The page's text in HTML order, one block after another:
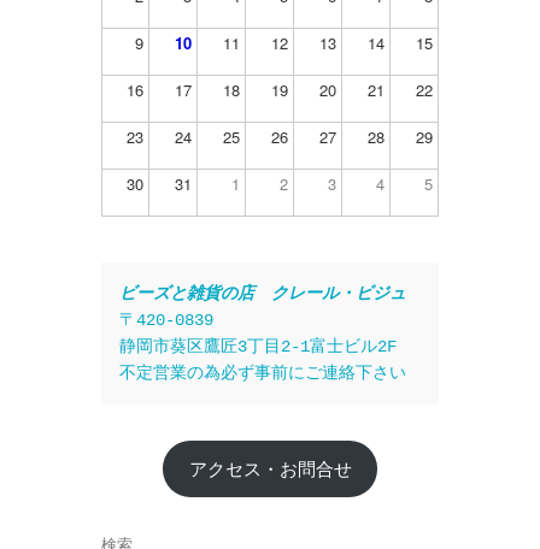
9 10 11 12 13 14 15
16 17 18 19 20 21 22
23 24 25 26 27 28 29
30 31 1 2 3 4 5
ビーズと雑貨の店　クレール・ビジュ
〒420-0839
静岡市葵区鷹匠3丁目2-1富士ビル2F
不定営業の為必ず事前にご連絡下さい
アクセス・お問合せ
検索